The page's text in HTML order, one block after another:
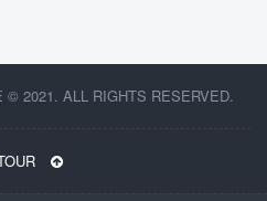
© 2021. ALL RIGHTS RESERVED.